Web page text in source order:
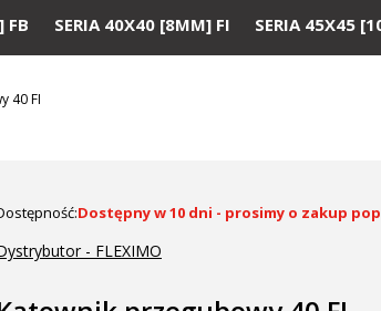
FB SERIA 40X40 [8MM] FI SERIA 45X45
40 FI
Dostępny w 10 dni - prosimy o zakup
- FLEXIMO